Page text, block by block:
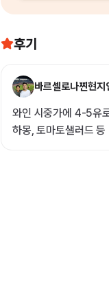
후기
바르셀로나찐현지
와인 시중가에 4-5유
하몽, 토마토샐러드